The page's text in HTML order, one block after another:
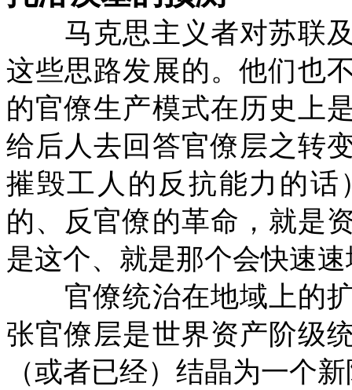
马克思主义者对苏联及
这些思路发展的。他们也
的官僚生产模式在历史上
给后人去回答官僚层之转
摧毁工人的反抗能力的
的、反官僚的革命，就是
是这个、就是那个会快速
官僚统治在地域上的扩
张官僚层是世界资产阶级
（或者已经）结晶为一个